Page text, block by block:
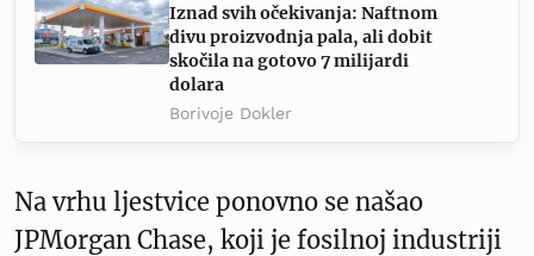
Iznad svih očekivanja: Naftnom
divu proizvodnja pala, ali dobit
skočila na gotovo 7 milijardi
dolara
Borivoje Dokler
Na vrhu ljestvice ponovno se našao
JPMorgan Chase, koji je fosilnoj industriji